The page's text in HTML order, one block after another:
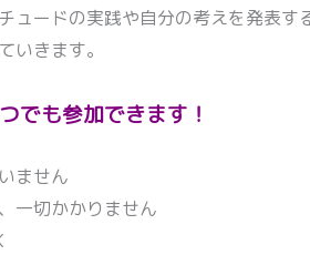
ュードの実践や自分の考えを発表
いきます。
でも参加できます！
ません
一切かかりません